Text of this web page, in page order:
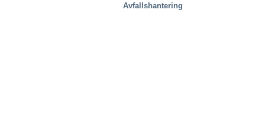
Avfallshantering